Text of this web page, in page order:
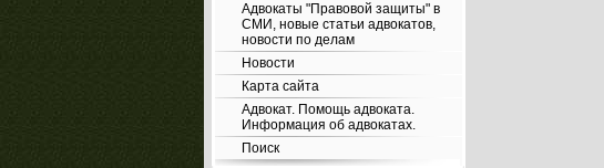
Адвокаты "Правовой защиты" в
СМИ, новые статьи адвокатов,
новости по делам
Новости
Карта сайта
Адвокат. Помощь адвоката.
Информация об адвокатах.
Поиск